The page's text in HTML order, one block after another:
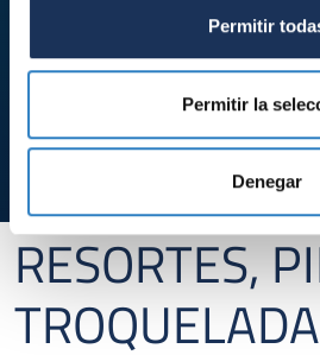
Permitir
Permitir la
Denegar
RESORTES,